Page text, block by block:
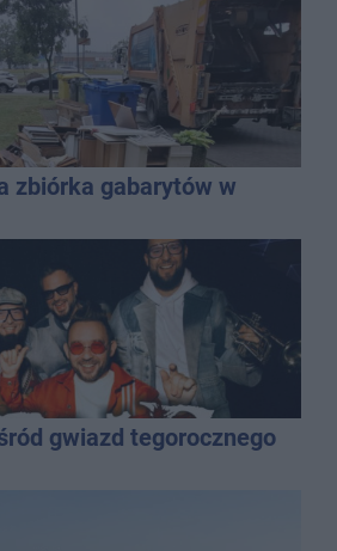
zbiórka gabarytów w
gwiazd tegorocznego